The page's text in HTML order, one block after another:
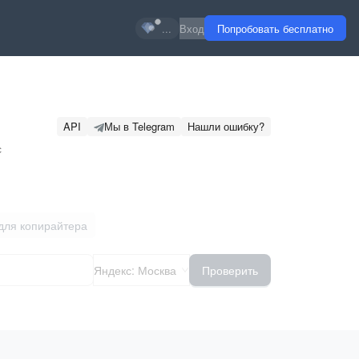
... Вход Попробовать бесплатно
API Мы в Telegram Нашли ошибку?
копирайтера
Яндекс: Москва Проверить